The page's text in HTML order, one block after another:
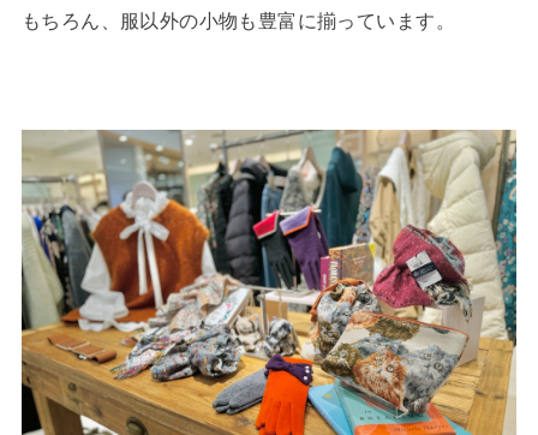
もちろん、服以外の小物も豊富に揃っています。